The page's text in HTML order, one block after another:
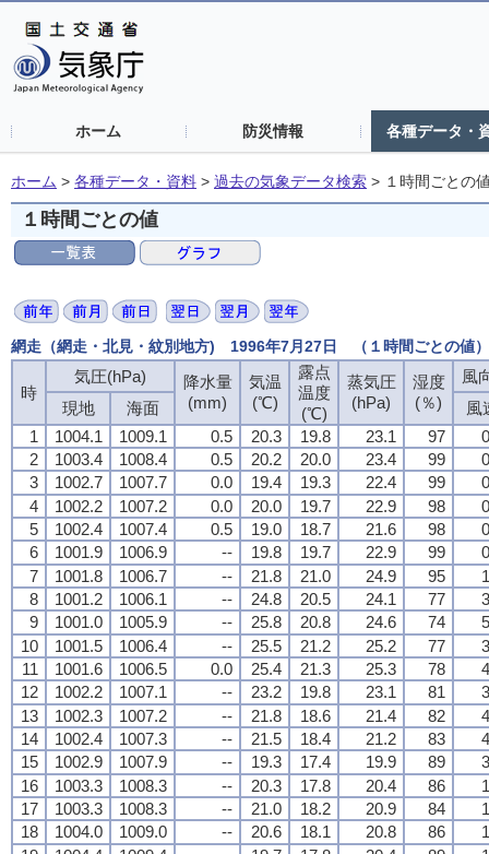
ホーム 防災情報 各種データ・
ホーム > 各種データ・資料 > 過去の気象データ検索 > １時間ごとの
１時間ごとの値
網走（網走・北見・紋別地方) 1996年7月27日 （１時間ごとの値）
時
気圧(hPa)
降水量
(mm)
気温
(℃)
露点
温度
(℃)
蒸気圧
(hPa)
湿度
(％)
風
現地
海面
風
1
1004.1 1009.1 0.5 20.3 19.8 23.1 97
2
1003.4 1008.4 0.5 20.2 20.0 23.4 99
3
1002.7 1007.7 0.0 19.4 19.3 22.4 99
4
1002.2 1007.2 0.0 20.0 19.7 22.9 98
5
1002.4 1007.4 0.5 19.0 18.7 21.6 98
6
1001.9 1006.9 -- 19.8 19.7 22.9 99
7
1001.8 1006.7 -- 21.8 21.0 24.9 95
8
1001.2 1006.1 -- 24.8 20.5 24.1 77
9
1001.0 1005.9 -- 25.8 20.8 24.6 74
10
1001.5 1006.4 -- 25.5 21.2 25.2 77
11
1001.6 1006.5 0.0 25.4 21.3 25.3 78
12
1002.2 1007.1 -- 23.2 19.8 23.1 81
13
1002.3 1007.2 -- 21.8 18.6 21.4 82
14
1002.4 1007.3 -- 21.5 18.4 21.2 83
15
1002.9 1007.9 -- 19.3 17.4 19.9 89
16
1003.3 1008.3 -- 20.3 17.8 20.4 86
17
1003.3 1008.3 -- 21.0 18.2 20.9 84
18
1004.0 1009.0 -- 20.6 18.1 20.8 86